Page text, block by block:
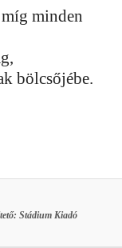
minden
bölcsőjébe.
Stádium Kiadó